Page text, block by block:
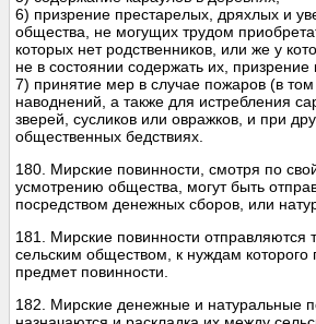
6) призрение престарелых, дряхлых и
общества, не могущих трудом
которых нет родственников, или же у
не в состоянии содержать их, призрение
7) принятие мер в случае пожаров (в том
наводнений, а также для истребления
зверей, сусликов или овражков, и при
общественных бедствиях.
180. Мирские повинности, смотря по
усмотрению общества, могут быть
посредством денежных сборов, или
181. Мирские повинности отправляются
сельским обществом, к нуждам которого
предмет повинности.
182. Мирские денежные и натуральные